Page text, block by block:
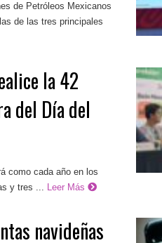
de Petróleos Mexicanos
de las tres principales
la 42
del Día del
como cada año en los
y tres ...
Leer Más
navideñas